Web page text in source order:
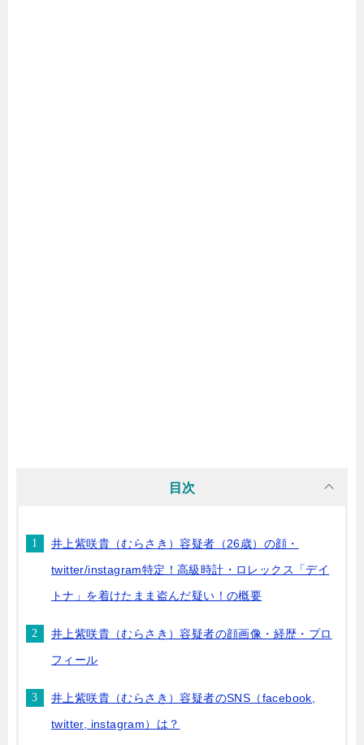
目次
井上紫咲貴（むらさき）容疑者（26歳）の顔・
twitter/instagram特定！高級時計・ロレックス「デイ
トナ」を着けたまま盗んだ疑い！の概要
井上紫咲貴（むらさき）容疑者の顔画像・経歴・プロ
フィール
井上紫咲貴（むらさき）容疑者のSNS（facebook,
twitter, instagram）は？